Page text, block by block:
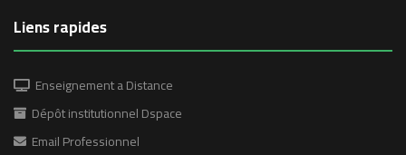
Liens rapides
Enseignement a Distance
Dépôt institutionnel Dspace
Email Professionnel